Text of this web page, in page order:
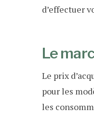
d’effectuer
Le
Le prix
pour les
les